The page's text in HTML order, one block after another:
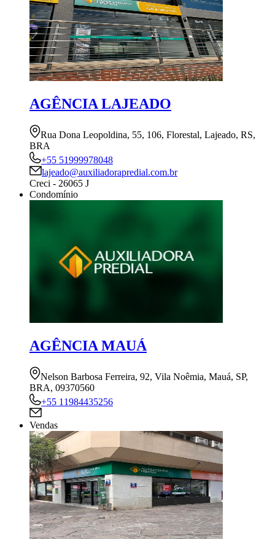
AGÊNCIA LAJEADO
Rua Dona Leopoldina, 55, 106, Florestal, Lajeado, RS,
BRA
+55 51999978048
lajeado@auxiliadorapredial.com.br
Creci - 26065 J
Condomínio
AGÊNCIA MAUÁ
Nelson Barbosa Ferreira, 92, Vila Noêmia, Mauá, SP,
BRA, 09370560
+55 11984435256
Vendas